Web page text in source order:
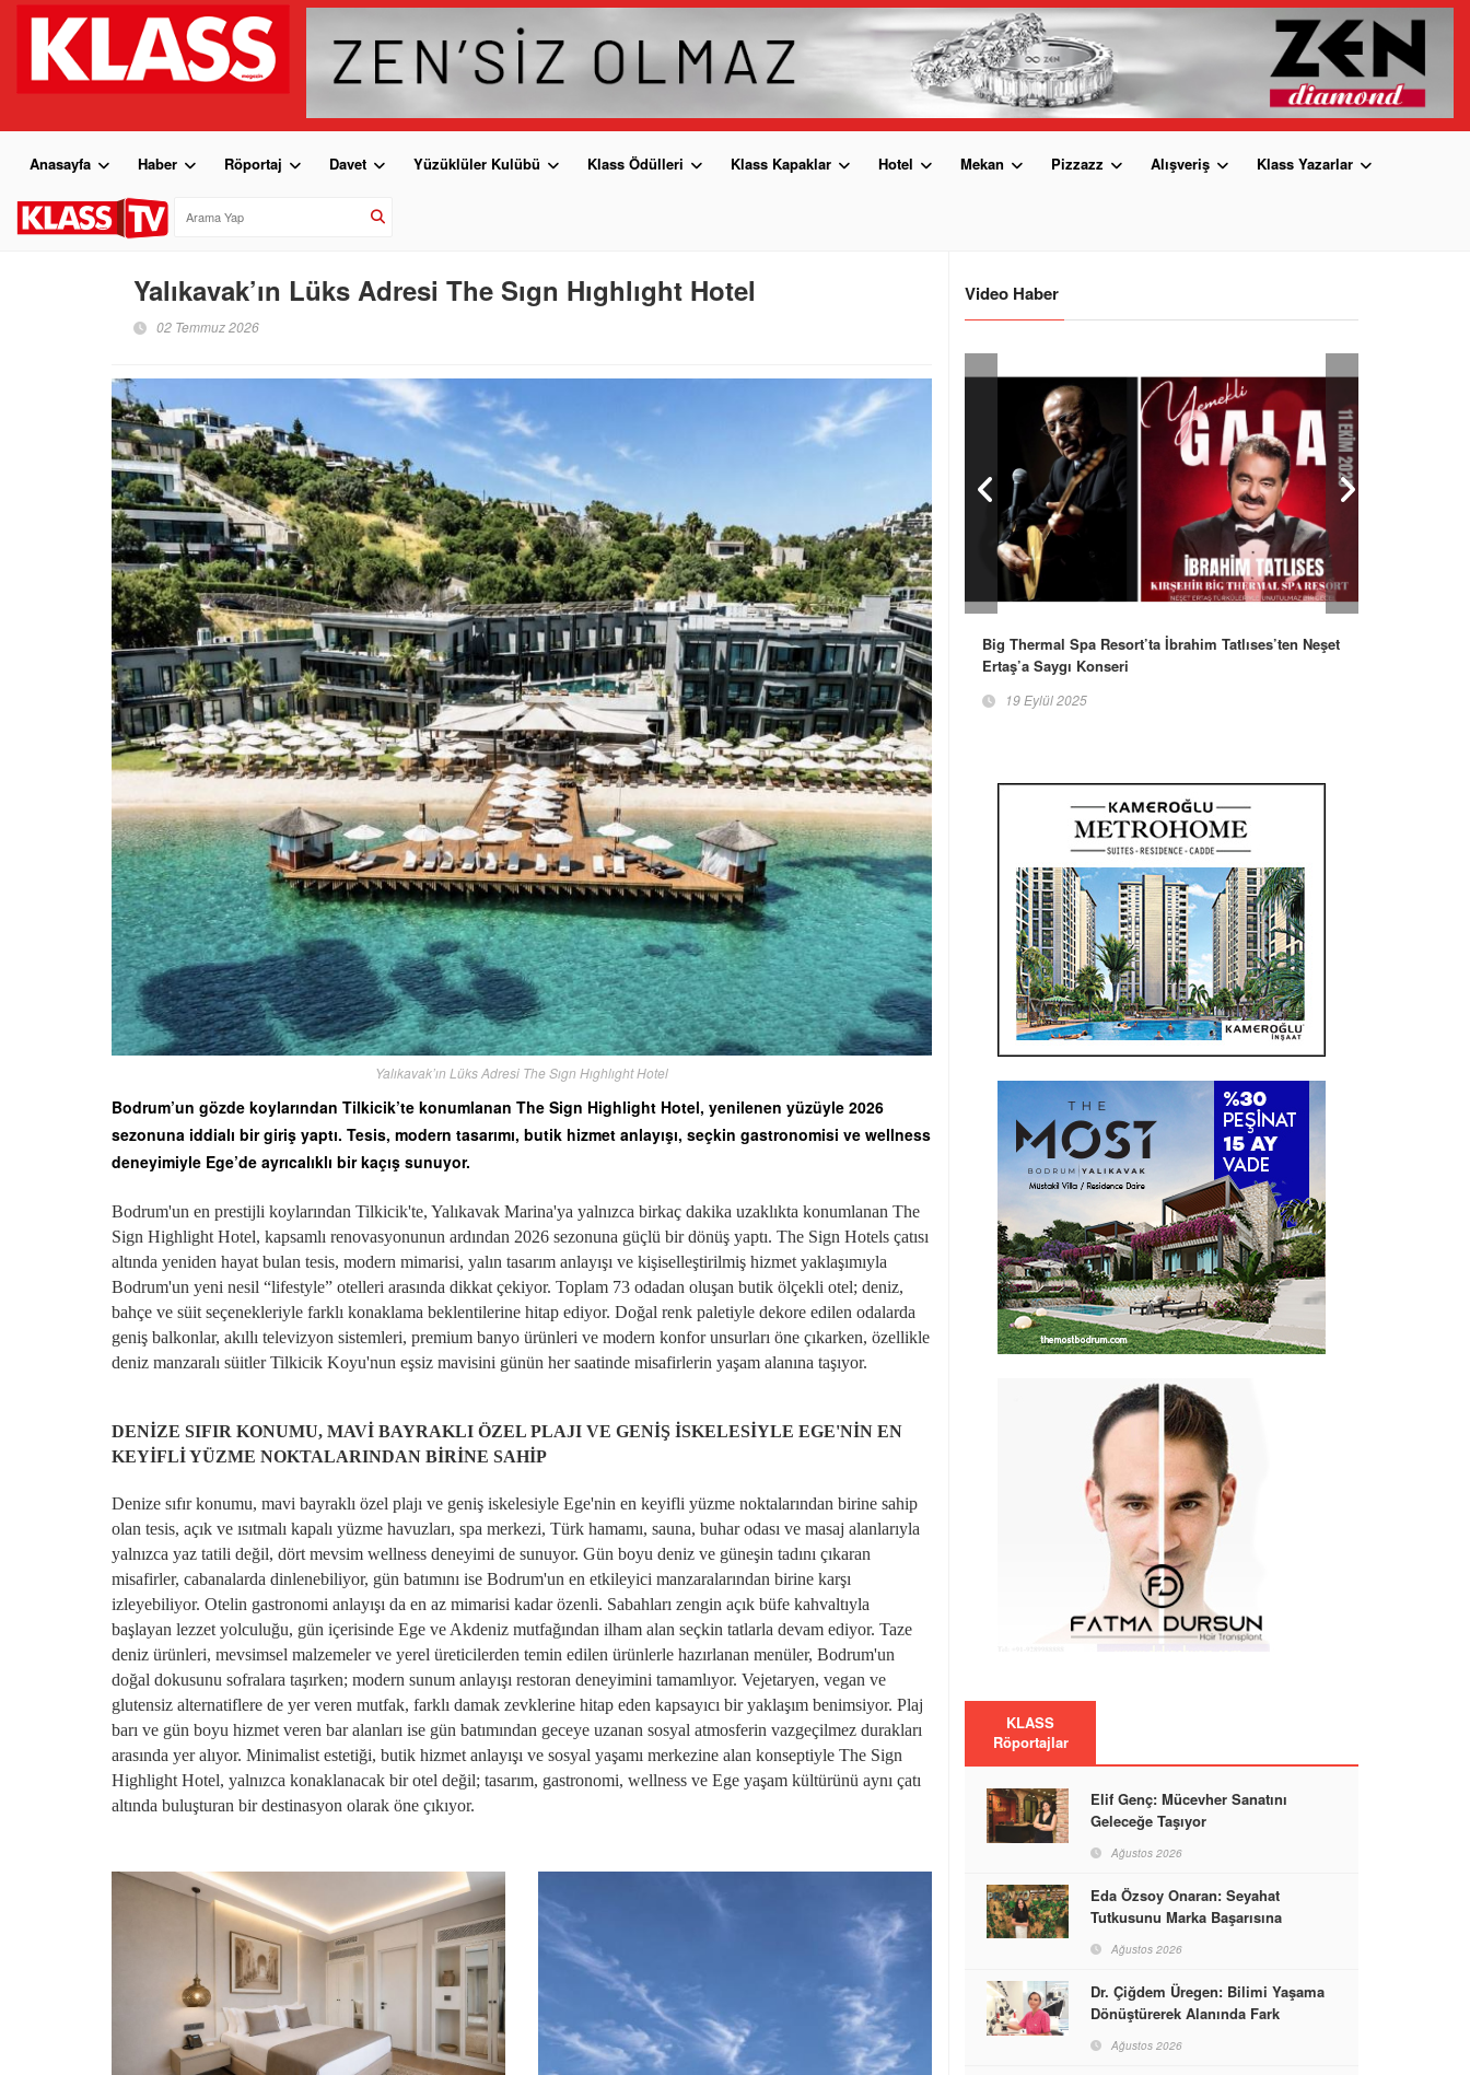
Anasayfa Haber Röportaj Davet Yüzüklüler Kulübü Klass Ödülleri Klass Kapaklar Hotel Mekan Pizzazz Alışveriş Klass Yazarlar
Yalıkavak’ın Lüks Adresi The Sıgn Hıghlıght Hotel
02 Temmuz 2026
Yalıkavak’ın Lüks Adresi The Sıgn Hıghlıght Hotel
Bodrum’un gözde koylarından Tilkicik’te konumlanan The Sign Highlight Hotel, yenilenen yüzüyle 2026
sezonuna iddialı bir giriş yaptı. Tesis, modern tasarımı, butik hizmet anlayışı, seçkin gastronomisi ve wellness
deneyimiyle Ege’de ayrıcalıklı bir kaçış sunuyor.
Bodrum'un en prestijli koylarından Tilkicik'te, Yalıkavak Marina'ya yalnızca birkaç dakika uzaklıkta konumlanan The
Sign Highlight Hotel, kapsamlı renovasyonunun ardından 2026 sezonuna güçlü bir dönüş yaptı. The Sign Hotels çatısı
altında yeniden hayat bulan tesis, modern mimarisi, yalın tasarım anlayışı ve kişiselleştirilmiş hizmet yaklaşımıyla
Bodrum'un yeni nesil “lifestyle” otelleri arasında dikkat çekiyor. Toplam 73 odadan oluşan butik ölçekli otel; deniz,
bahçe ve süit seçenekleriyle farklı konaklama beklentilerine hitap ediyor. Doğal renk paletiyle dekore edilen odalarda
geniş balkonlar, akıllı televizyon sistemleri, premium banyo ürünleri ve modern konfor unsurları öne çıkarken, özellikle
deniz manzaralı süitler Tilkicik Koyu'nun eşsiz mavisini günün her saatinde misafirlerin yaşam alanına taşıyor.
DENİZE SIFIR KONUMU, MAVİ BAYRAKLI ÖZEL PLAJI VE GENİŞ İSKELESİYLE EGE'NİN EN
KEYİFLİ YÜZME NOKTALARINDAN BİRİNE SAHİP
Denize sıfır konumu, mavi bayraklı özel plajı ve geniş iskelesiyle Ege'nin en keyifli yüzme noktalarından birine sahip
olan tesis, açık ve ısıtmalı kapalı yüzme havuzları, spa merkezi, Türk hamamı, sauna, buhar odası ve masaj alanlarıyla
yalnızca yaz tatili değil, dört mevsim wellness deneyimi de sunuyor. Gün boyu deniz ve güneşin tadını çıkaran
misafirler, cabanalarda dinlenebiliyor, gün batımını ise Bodrum'un en etkileyici manzaralarından birine karşı
izleyebiliyor. Otelin gastronomi anlayışı da en az mimarisi kadar özenli. Sabahları zengin açık büfe kahvaltıyla
başlayan lezzet yolculuğu, gün içerisinde Ege ve Akdeniz mutfağından ilham alan seçkin tatlarla devam ediyor. Taze
deniz ürünleri, mevsimsel malzemeler ve yerel üreticilerden temin edilen ürünlerle hazırlanan menüler, Bodrum'un
doğal dokusunu sofralara taşırken; modern sunum anlayışı restoran deneyimini tamamlıyor. Vejetaryen, vegan ve
glutensiz alternatiflere de yer veren mutfak, farklı damak zevklerine hitap eden kapsayıcı bir yaklaşım benimsiyor. Plaj
barı ve gün boyu hizmet veren bar alanları ise gün batımından geceye uzanan sosyal atmosferin vazgeçilmez durakları
arasında yer alıyor. Minimalist estetiği, butik hizmet anlayışı ve sosyal yaşamı merkezine alan konseptiyle The Sign
Highlight Hotel, yalnızca konaklanacak bir otel değil; tasarım, gastronomi, wellness ve Ege yaşam kültürünü aynı çatı
altında buluşturan bir destinasyon olarak öne çıkıyor.
Video Haber
Big Thermal Spa Resort’ta İbrahim Tatlıses’ten Neşet
Ertaş’a Saygı Konseri
19 Eylül 2025
KLASS
Röportajlar
Elif Genç: Mücevher Sanatını
Geleceğe Taşıyor
Ağustos 2026
Eda Özsoy Onaran: Seyahat
Tutkusunu Marka Başarısına
Ağustos 2026
Dr. Çiğdem Üregen: Bilimi Yaşama
Dönüştürerek Alanında Fark
Ağustos 2026